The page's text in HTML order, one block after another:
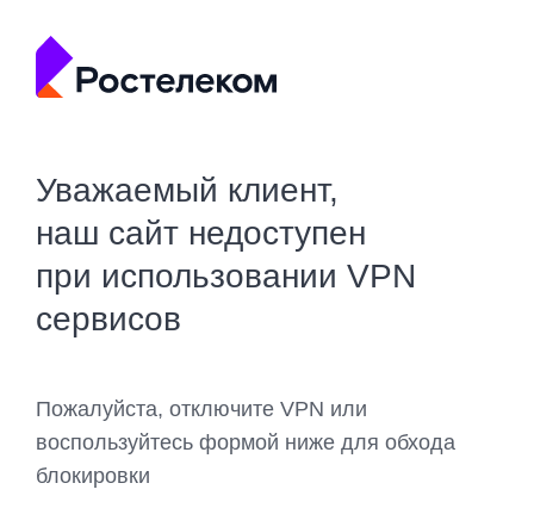
Уважаемый клиент,
наш сайт недоступен
при использовании VPN
сервисов
Пожалуйста, отключите VPN или
воспользуйтесь формой ниже для обхода
блокировки